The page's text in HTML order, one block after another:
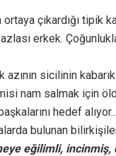
çıkardığı tipik
erkek.
sicilinin
nam salmak için
hedef
bulunan
eğilimli, incinmiş,